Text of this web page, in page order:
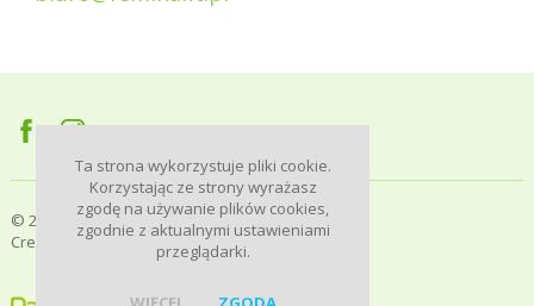
© 2016-2026 Femina Fit |Polityka prywatności
Created byWebProjekt
Ta strona wykorzystuje pliki cookie.
Korzystając ze strony wyrażasz
zgodę na używanie plików cookies,
zgodnie z aktualnymi ustawieniami
przeglądarki.